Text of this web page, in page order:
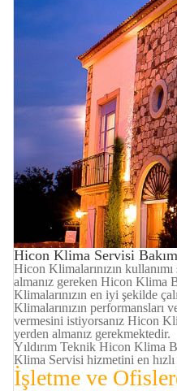
Hicon Klima Servisi
Hicon Klimalarınızın kullanımı
almanız gereken Hicon Klima
Klimalarınızın en iyi şekilde
Klimalarınızın performansları
vermesini istiyorsanız Hicon
yerden almanız gerekmektedir.
Yıldırım Teknik Hicon Klima
Klima Servisi hizmetini en hızlı
İşletme ve